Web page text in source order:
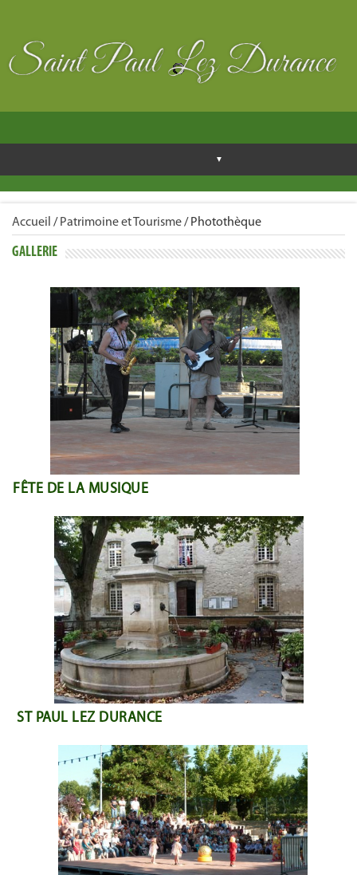
Accueil / Patrimoine et Tourisme/ Photothèque
GALLERIE
FÊTE DE LA MUSIQUE
ST PAUL LEZ DURANCE